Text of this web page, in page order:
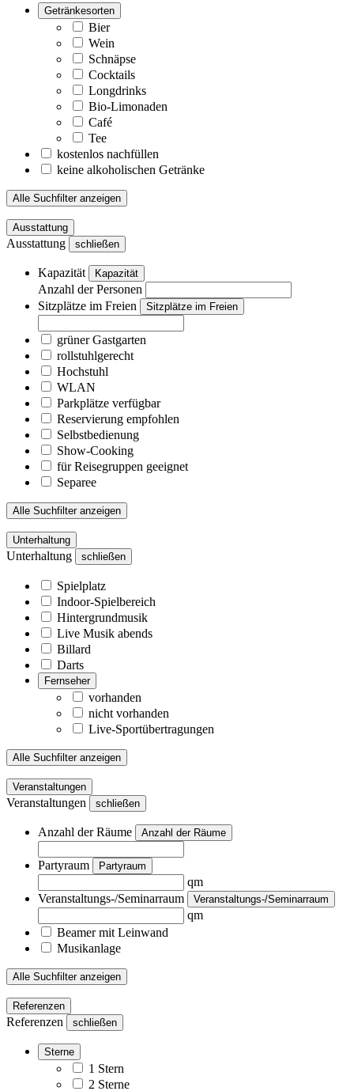
Getränkesorten
Bier
Wein
Schnäpse
Cocktails
Longdrinks
Bio-Limonaden
Café
Tee
kostenlos nachfüllen
keine alkoholischen Getränke
Alle Suchfilter anzeigen
Ausstattung
Ausstattung schließen
Kapazität Kapazität
Anzahl der Personen
Sitzplätze im Freien
Sitzplätze im Freien
grüner Gastgarten
rollstuhlgerecht
Hochstuhl
WLAN
Parkplätze verfügbar
Reservierung empfohlen
Selbstbedienung
Show-Cooking
für Reisegruppen geeignet
Separee
Alle Suchfilter anzeigen
Unterhaltung
Unterhaltung schließen
Spielplatz
Indoor-Spielbereich
Hintergrundmusik
Live Musik abends
Billard
Darts
Fernseher
vorhanden
nicht vorhanden
Live-Sportübertragungen
Alle Suchfilter anzeigen
Veranstaltungen
Veranstaltungen schließen
Anzahl der Räume Anzahl der Räume
Partyraum Partyraum
qm
Veranstaltungs-/Seminarraum
Veranstaltungs-/Seminarraum
qm
Beamer mit Leinwand
Musikanlage
Alle Suchfilter anzeigen
Referenzen
Referenzen schließen
Sterne
1 Stern
2 Sterne